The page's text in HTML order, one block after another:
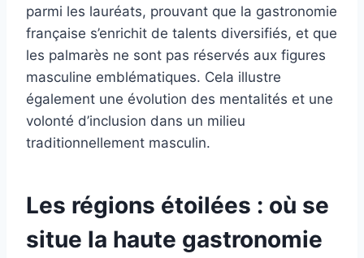
parmi les lauréats, prouvant que la gastronomie
française s’enrichit de talents diversifiés, et que
les palmarès ne sont pas réservés aux figures
masculine emblématiques. Cela illustre
également une évolution des mentalités et une
volonté d’inclusion dans un milieu
traditionnellement masculin.
Les régions étoilées : où se
situe la haute gastronomie